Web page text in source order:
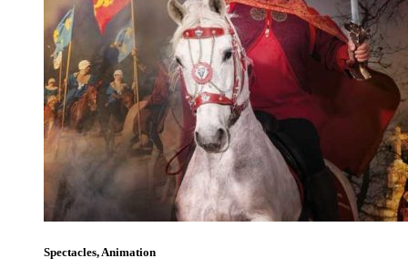
Spectacles, Animation